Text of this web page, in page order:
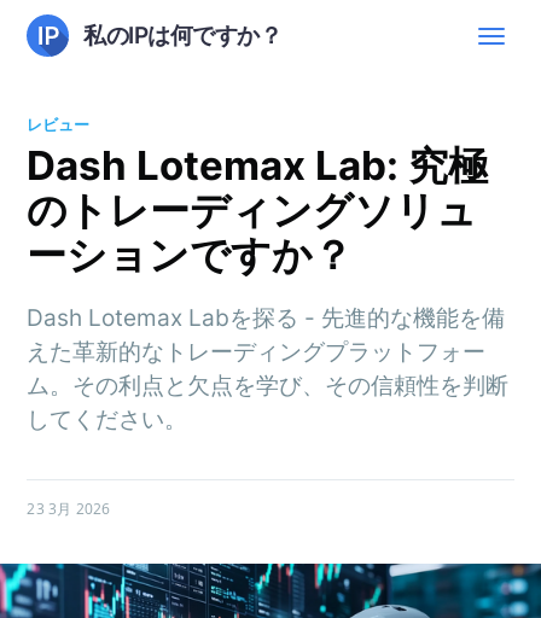
私のIPは何ですか？
レビュー
Dash Lotemax Lab: 究極
のトレーディングソリュ
ーションですか？
Dash Lotemax Labを探る - 先進的な機能を備
えた革新的なトレーディングプラットフォー
ム。その利点と欠点を学び、その信頼性を判断
してください。
23 3月 2026